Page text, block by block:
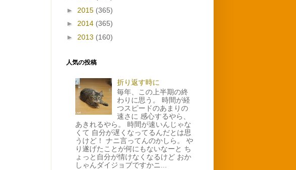
► 2015 (365)
► 2014 (365)
► 2013 (160)
人気の投稿
折り返す時に
毎年、この上半期の終
わりに思う。 時間が経
つスピードのあまりの
速さに 感心するやら、
あきれるやら。 時間が速いんじゃな
くて 自分が遅くなってるんだとは思
うけど！ ナニ言ってんのかしら。 や
り遂げたことが何にもないなーと ち
ょっと自分が情けなくなるけど おか
しゃんダイジョブですかニ...